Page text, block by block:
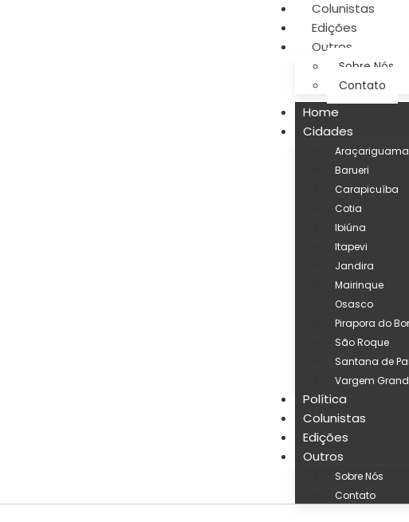
Colunistas
Edições
Outros
Sobre Nós
Contato
Home
Cidades
Araçariguama
Barueri
Carapicuíba
Cotia
Ibiúna
Itapevi
Jandira
Mairinque
Osasco
Pirapora do
São Roque
Santana de
Vargem
Política
Colunistas
Edições
Outros
Sobre Nós
Contato